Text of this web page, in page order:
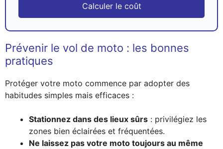
Calculer le coût
Prévenir le vol de moto : les bonnes
pratiques
Protéger votre moto commence par adopter des
habitudes simples mais efficaces :
Stationnez dans des lieux sûrs : privilégiez les
zones bien éclairées et fréquentées.
Ne laissez pas votre moto toujours au même